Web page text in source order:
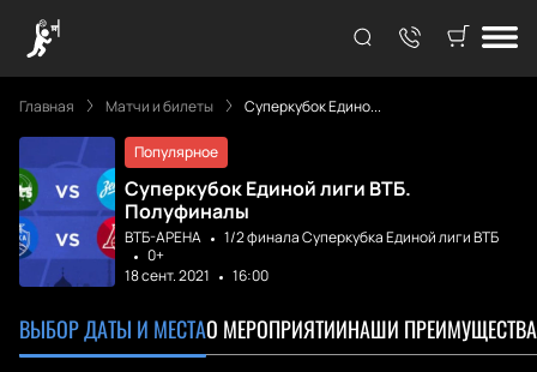
Главная Матчи и билеты Суперкубок Едино...
Популярное
Суперкубок Единой лиги ВТБ.
Полуфиналы
ВТБ-АРЕНА
1/2 финала Суперкубка Единой лиги ВТБ
0+
18 сент. 2021
16:00
ВЫБОР ДАТЫ И МЕСТАО МЕРОПРИЯТИИНАШИ ПРЕИМУЩЕСТВА